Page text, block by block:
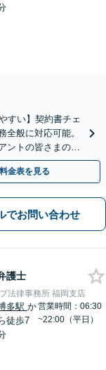
すい】契約書チェ
全般に対応可能。
ントの皆さまのビ
応】
料金表を見る
でお問い合わせ
護士
法律事務所 福岡支店
多駅 か
徒歩7
営業時間：06:30
~22:00（平日）